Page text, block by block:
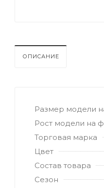
ОПИСАНИЕ
Размер модели
Рост модели на
Торговая марка
Цвет
Состав товара
Сезон